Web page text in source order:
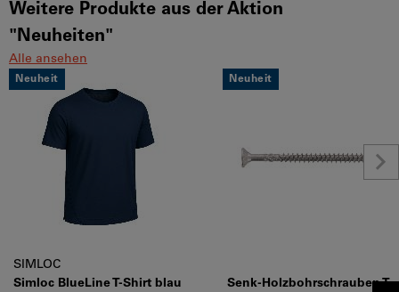
Weitere Produkte aus der Aktion
"Neuheiten"
Alle ansehen
Neuheit
SIMLOC
Simloc BlueLine T-Shirt blau
Neuheit
Senk-Holzbohrschrauben T